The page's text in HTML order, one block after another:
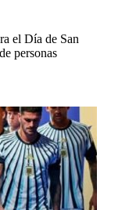
el Día de San
personas